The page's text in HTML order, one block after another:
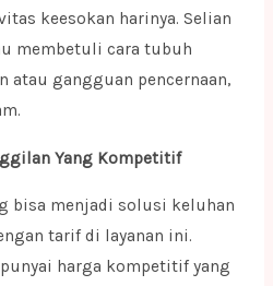
keesokan harinya. Selian
membetuli cara tubuh
atau gangguan pencernaan,
Yang Kompetitif
bisa menjadi solusi keluhan
tarif di layanan ini.
harga kompetitif yang